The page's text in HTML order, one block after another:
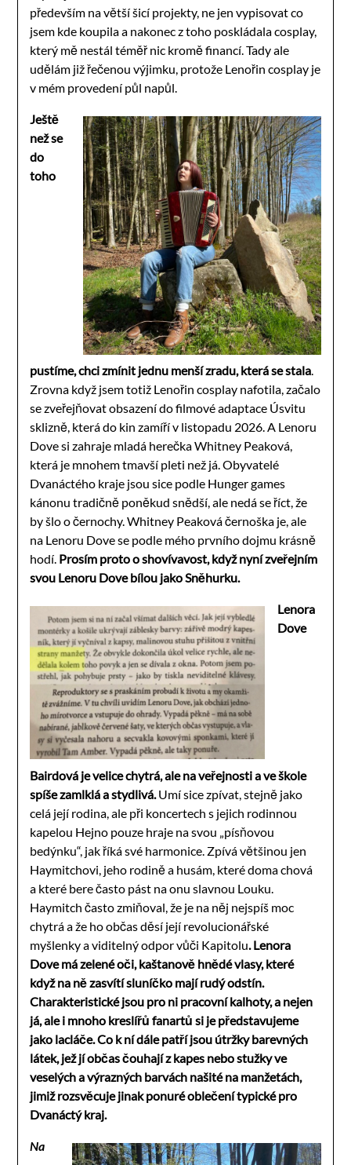
především na větší šicí projekty, ne jen vypisovat co
jsem kde koupila a nakonec z toho poskládala cosplay,
který mě nestál téměř nic kromě financí. Tady ale
udělám již řečenou výjimku, protože Lenořin cosplay je
v mém provedení půl napůl.
Ještě
než se
do
toho
pustíme, chci zmínit jednu menší zradu, která se stala
Zrovna když jsem totiž Lenořin cosplay nafotila, začalo
se zveřejňovat obsazení do filmové adaptace Úsvitu
sklizně, která do kin zamíří v listopadu 2026. A Lenoru
Dove si zahraje mladá herečka Whitney Peaková,
která je mnohem tmavší pleti než já. Obyvatelé
Dvanáctého kraje jsou sice podle Hunger games
kánonu tradičně poněkud snědší, ale nedá se říct, že
by šlo o černochy. Whitney Peaková černoška je, ale
na Lenoru Dove se podle mého prvního dojmu krásně
hodí. Prosím proto o shovívavost, když nyní zveřejním
svou Lenoru Dove bílou jako Sněhurku.
Lenora
Dove
Bairdová je velice chytrá, ale na veřejnosti a ve škole
spíše zamlklá a stydlivá. Umí sice zpívat, stejně jako
celá její rodina, ale při koncertech s jejich rodinnou
kapelou Hejno pouze hraje na svou „písňovou
bedýnku“, jak říká své harmonice. Zpívá většinou jen
Haymitchovi, jeho rodině a husám, které doma chová
a které bere často pást na onu slavnou Louku.
Haymitch často zmiňoval, že je na něj nejspíš moc
chytrá a že ho občas děsí její revolucionářské
myšlenky a viditelný odpor vůči Kapitolu. Lenora
Dove má zelené oči, kaštanově hnědé vlasy, které
když na ně zasvítí sluníčko mají rudý odstín.
Charakteristické jsou pro ni pracovní kalhoty, a nejen
já, ale i mnoho kreslířů fanartů si je představujeme
jako lacláče. Co k ní dále patří jsou útržky barevných
látek, jež jí občas čouhají z kapes nebo stužky ve
veselých a výrazných barvách našité na manžetách,
jimiž rozsvěcuje jinak ponuré oblečení typické pro
Dvanáctý kraj.
Na